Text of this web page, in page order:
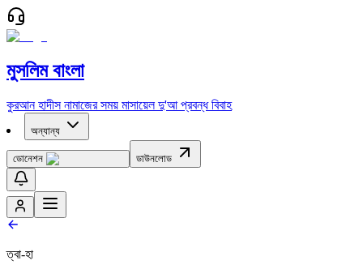
মুসলিম বাংলা
কুরআন হাদীস নামাজের সময় মাসায়েল দু'আ প্রবন্ধ বিবাহ
অন্যান্য
ডোনেশন ডাউনলোড
ত্বা-হা